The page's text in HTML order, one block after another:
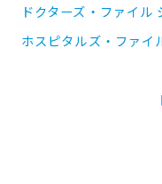
ドクターズ・ファイル
ホスピタルズ・ファイ